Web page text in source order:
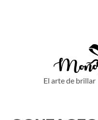
El arte de brillar